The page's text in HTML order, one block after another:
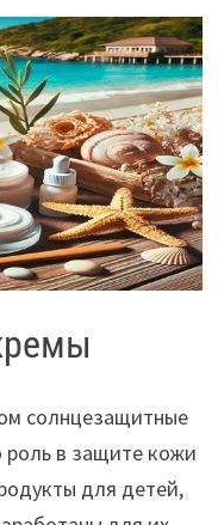
солнцезащитные
в защите кожи
для детей,